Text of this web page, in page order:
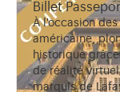
Billet
À l'occasion
américaine,
historique
de réalité
marquis de